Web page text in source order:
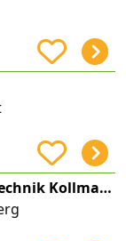
Aike Kollmann Elektro-Technik Kollmann